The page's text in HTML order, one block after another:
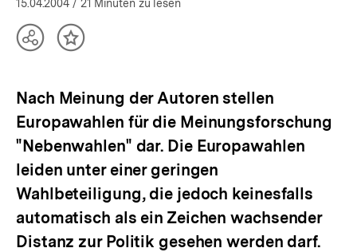
15.04.2004 / 21 Minuten zu lesen
TeilenInhalt
Nach Meinung der Autoren stellen
Europawahlen für die Meinungsforschung
"Nebenwahlen" dar. Die Europawahlen
leiden unter einer geringen
Wahlbeteiligung, die jedoch keinesfalls
automatisch als ein Zeichen wachsender
Distanz zur Politik gesehen werden darf.